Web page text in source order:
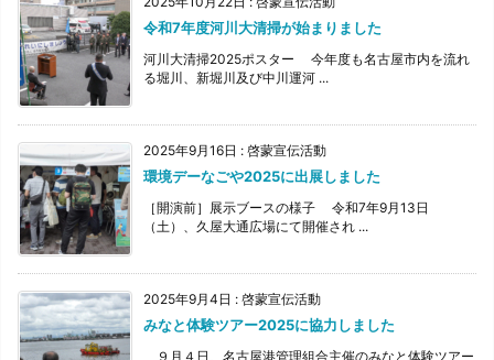
令和7年度河川大清掃が始まりました
河川大清掃2025ポスター 今年度も名古屋市内を流れ
る堀川、新堀川及び中川運河 ...
2025年9月16日 : 啓蒙宣伝活動
環境デーなごや2025に出展しました
［開演前］展示ブースの様子 令和7年9月13日
（土）、久屋大通広場にて開催され ...
2025年9月4日 : 啓蒙宣伝活動
みなと体験ツアー2025に協力しました
９月４日、名古屋港管理組合主催のみなと体験ツアー